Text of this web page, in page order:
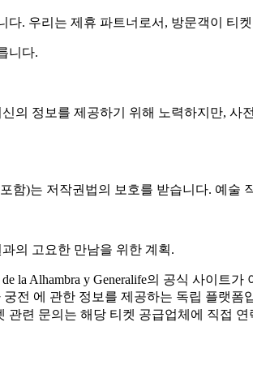
다. 우리는 제휴 파트너로서, 방문객이
니다.
의 정보를 제공하기 위해 노력하지만,
함)는 저작권법의 보호를 받습니다. 예술
의 고요한 만남을 위한 계획.
la Alhambra y Generalife의 공식 사이트가
궁전 에 관한 정보를 제공하는 독립 플랫폼
관련 문의는 해당 티켓 공급업체에 직접 연